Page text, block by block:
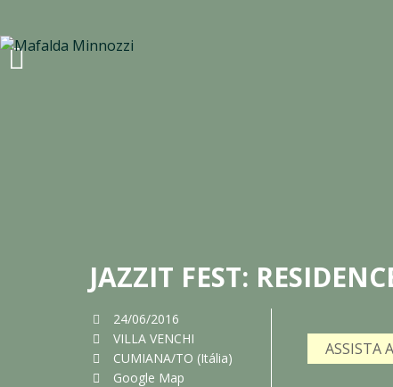
JAZZIT FEST:
24/06/2016
VILLA VENCHI
CUMIANA/TO (Itália)
Google Map
ASSISTA